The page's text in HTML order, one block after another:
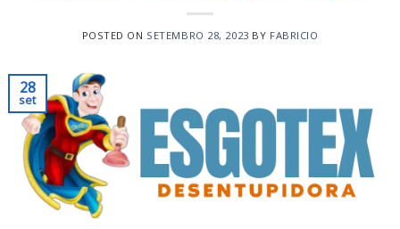
POSTED ON SETEMBRO 28, 2023 BY FABRICIO
28
set